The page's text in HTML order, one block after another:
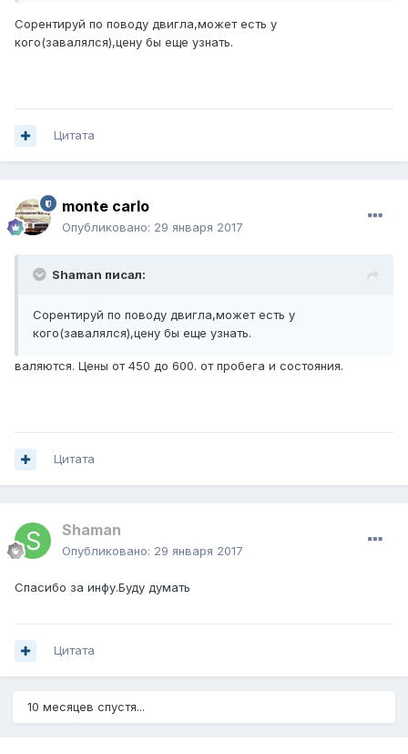
Сорентируй по поводу двигла,может есть у
кого(завалялся),цену бы еще узнать.
Цитата
monte carlo
Опубликовано: 29 января 2017
Shaman писал:
Сорентируй по поводу двигла,может есть у
кого(завалялся),цену бы еще узнать.
валяются. Цены от 450 до 600. от пробега и состояния.
Цитата
Shaman
Опубликовано: 29 января 2017
Спасибо за инфу.Буду думать
Цитата
10 месяцев спустя...